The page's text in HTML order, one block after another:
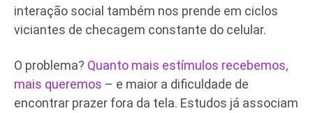
interação social também nos prende em ciclos
viciantes de checagem constante do celular.
O problema? Quanto mais estímulos recebemos,
mais queremos – e maior a dificuldade de
encontrar prazer fora da tela. Estudos já associam